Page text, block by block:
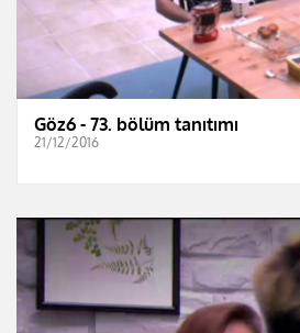
Göz6 - 73. bölüm tanıtımı
21/12/2016